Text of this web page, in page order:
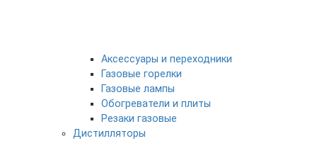
Аксессуары и переходники
Газовые горелки
Газовые лампы
Обогреватели и плиты
Резаки газовые
Дистилляторы